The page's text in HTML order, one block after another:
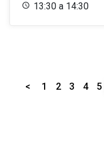
13:30 a 14:30
< 1 2 3 4 5